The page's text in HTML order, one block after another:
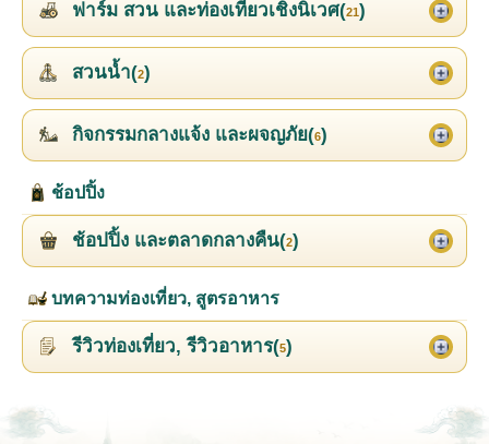
ฟาร์ม สวน และท่องเที่ยวเชิงนิเวศ(21)
สวนน้ำ(2)
กิจกรรมกลางแจ้ง และผจญภัย(6)
ช้อปปิ้ง
ช้อปปิ้ง และตลาดกลางคืน(2)
บทความท่องเที่ยว, สูตรอาหาร
รีวิวท่องเที่ยว, รีวิวอาหาร(5)